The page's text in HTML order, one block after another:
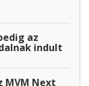
az
indult
MVM Next